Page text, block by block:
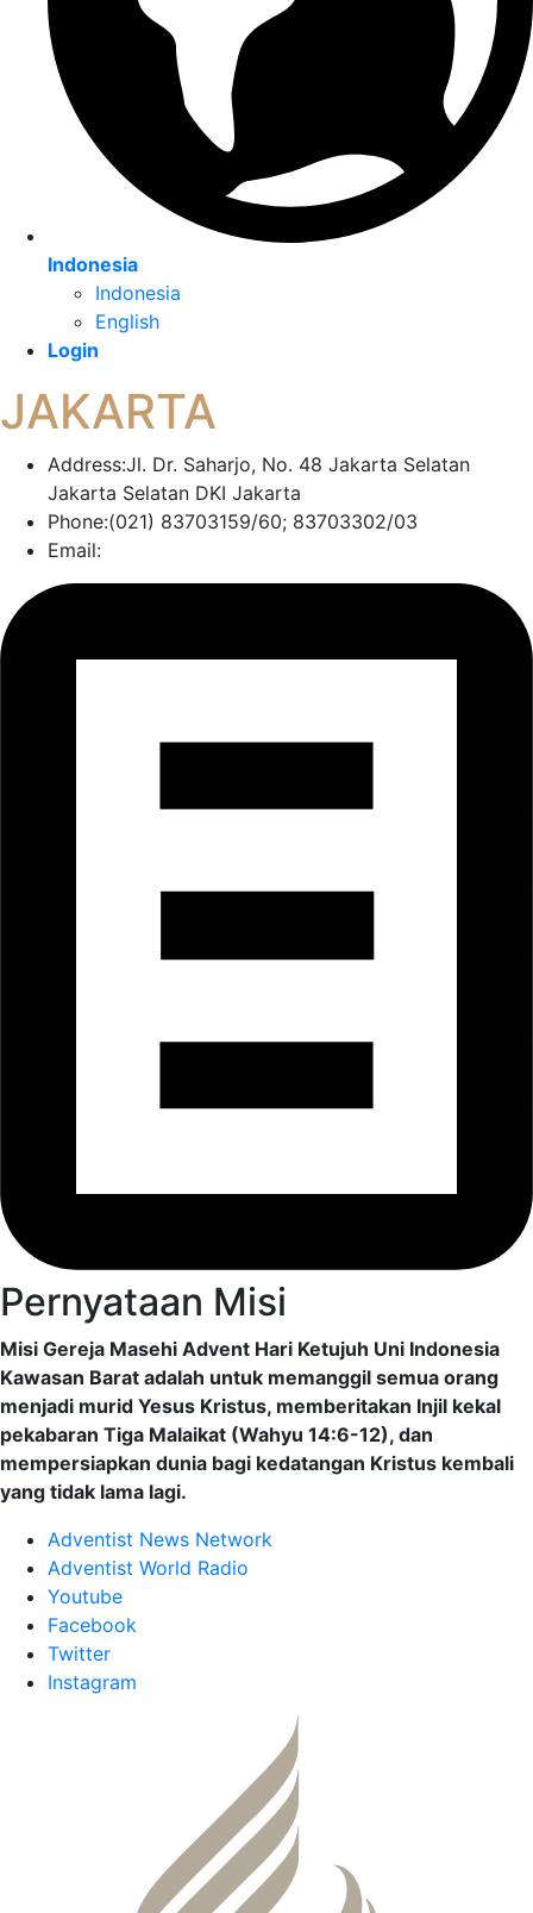
Indonesia
Indonesia
English
Login
JAKARTA
Address:Jl. Dr. Saharjo, No. 48 Jakarta Selatan
Jakarta Selatan DKI Jakarta
Phone:(021) 83703159/60; 83703302/03
Email:
Pernyataan Misi
Misi Gereja Masehi Advent Hari Ketujuh Uni Indonesia
Kawasan Barat adalah untuk memanggil semua orang
menjadi murid Yesus Kristus, memberitakan Injil kekal
pekabaran Tiga Malaikat (Wahyu 14:6-12), dan
mempersiapkan dunia bagi kedatangan Kristus kembali
yang tidak lama lagi.
Adventist News Network
Adventist World Radio
Youtube
Facebook
Twitter
Instagram